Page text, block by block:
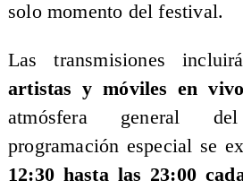
solo momento del festival.
Las transmisiones
artistas y móviles en vivo
atmósfera general
programación especial se
12:30 hasta las 23:00